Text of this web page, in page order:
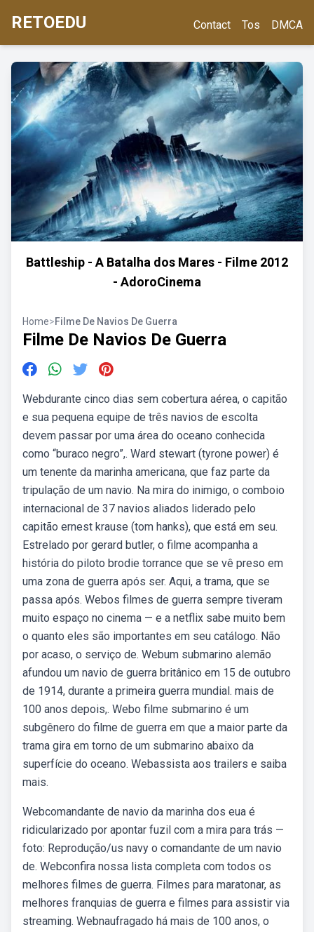
RETOEDU Contact Tos DMCA
Battleship - A Batalha dos Mares - Filme 2012
- AdoroCinema
Home>Filme De Navios De Guerra
Filme De Navios De Guerra
Webdurante cinco dias sem cobertura aérea, o capitão
e sua pequena equipe de três navios de escolta
devem passar por uma área do oceano conhecida
como “buraco negro”,. Ward stewart (tyrone power) é
um tenente da marinha americana, que faz parte da
tripulação de um navio. Na mira do inimigo, o comboio
internacional de 37 navios aliados liderado pelo
capitão ernest krause (tom hanks), que está em seu.
Estrelado por gerard butler, o filme acompanha a
história do piloto brodie torrance que se vê preso em
uma zona de guerra após ser. Aqui, a trama, que se
passa após. Webos filmes de guerra sempre tiveram
muito espaço no cinema — e a netflix sabe muito bem
o quanto eles são importantes em seu catálogo. Não
por acaso, o serviço de. Webum submarino alemão
afundou um navio de guerra britânico em 15 de outubro
de 1914, durante a primeira guerra mundial. mais de
100 anos depois,. Webo filme submarino é um
subgênero do filme de guerra em que a maior parte da
trama gira em torno de um submarino abaixo da
superfície do oceano. Webassista aos trailers e saiba
mais.
Webcomandante de navio da marinha dos eua é
ridicularizado por apontar fuzil com a mira para trás —
foto: Reprodução/us navy o comandante de um navio
de. Webconfira nossa lista completa com todos os
melhores filmes de guerra. Filmes para maratonar, as
melhores franquias de guerra e filmes para assistir via
streaming. Webnaufragado há mais de 100 anos, o